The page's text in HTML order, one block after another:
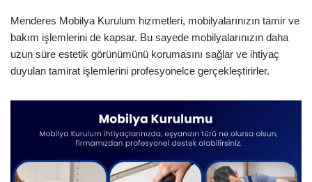
Menderes Mobilya Kurulum hizmetleri, mobilyalarınızın tamir ve
bakım işlemlerini de kapsar. Bu sayede mobilyalarınızın daha
uzun süre estetik görünümünü korumasını sağlar ve ihtiyaç
duyulan tamirat işlemlerini profesyonelce gerçekleştirirler.